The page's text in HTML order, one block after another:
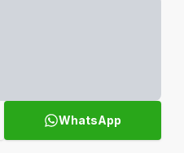
WhatsApp